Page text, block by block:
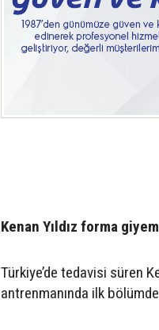
Kenan Yıldız forma
Türkiye’de tedavisi süren
antrenmanında ilk